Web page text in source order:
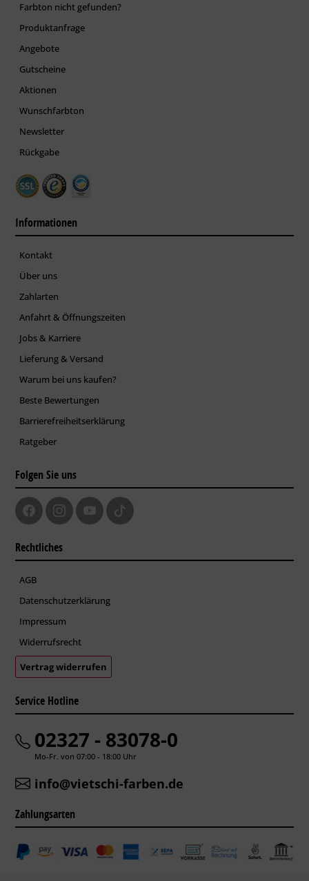
Farbton nicht gefunden?
Produktanfrage
Angebote
Gutscheine
Aktionen
Wunschfarbton
Newsletter
Rückgabe
Informationen
Kontakt
Über uns
Zahlarten
Anfahrt & Öffnungszeiten
Jobs & Karriere
Lieferung & Versand
Warum bei uns kaufen?
Beste Bewertungen
Barrierefreiheitserklärung
Ratgeber
Folgen Sie uns
Rechtliches
AGB
Datenschutzerklärung
Impressum
Widerrufsrecht
Vertrag widerrufen
Service Hotline
02327 - 83078-0
Mo-Fr. von 07:00 - 18:00 Uhr
info@vietschi-farben.de
Zahlungsarten